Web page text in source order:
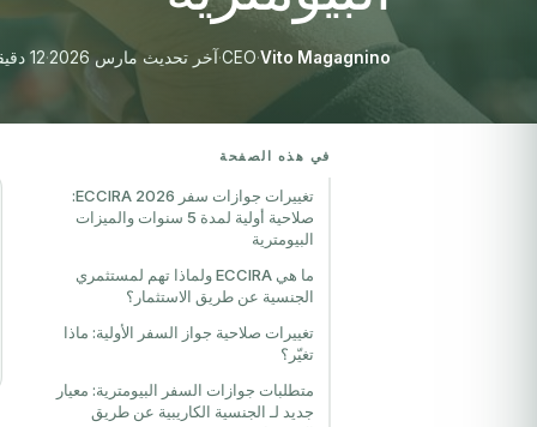
Vito Magagnino
·
CEO
·آخر تحديث مارس 2026 ·12 دقيقة قراءة
في هذه الصفحة
تغييرات جوازات سفر ECCIRA 2026:
صلاحية أولية لمدة 5 سنوات والميزات
البيومترية
ما هي ECCIRA ولماذا تهم لمستثمري
الجنسية عن طريق الاستثمار؟
تغييرات صلاحية جواز السفر الأولية: ماذا
تغيّر؟
متطلبات جوازات السفر البيومترية: معيار
جديد لـ الجنسية الكاريبية عن طريق